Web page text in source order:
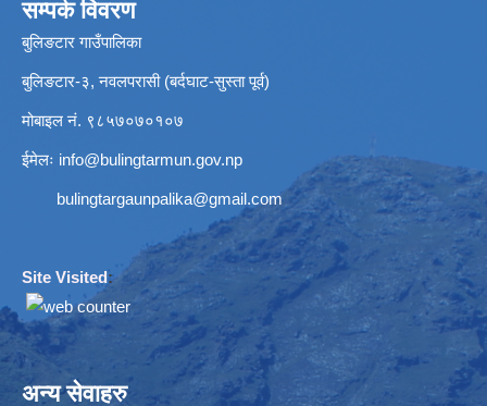
सम्पर्क विवरण
बुलिङटार गाउँपालिका
बुलिङटार-३, नवलपरासी (बर्दघाट-सुस्ता पूर्व)
मोबाइल नं. ९८५७०७०१०७
ईमेलः info@bulingtarmun.gov.np
bulingtargaunpalika@gmail.com
Site Visited:
अन्य सेवाहरु